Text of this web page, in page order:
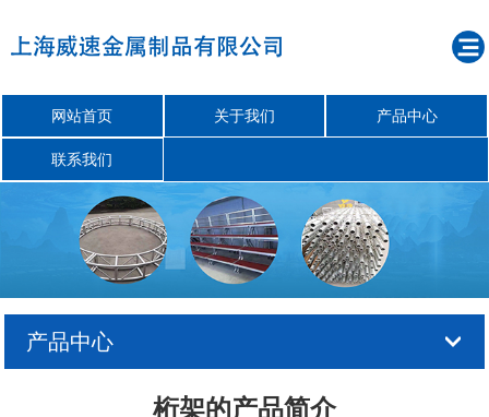
网站首页 关于我们 产品中心
联系我们
产品中心
桁架的产品简介